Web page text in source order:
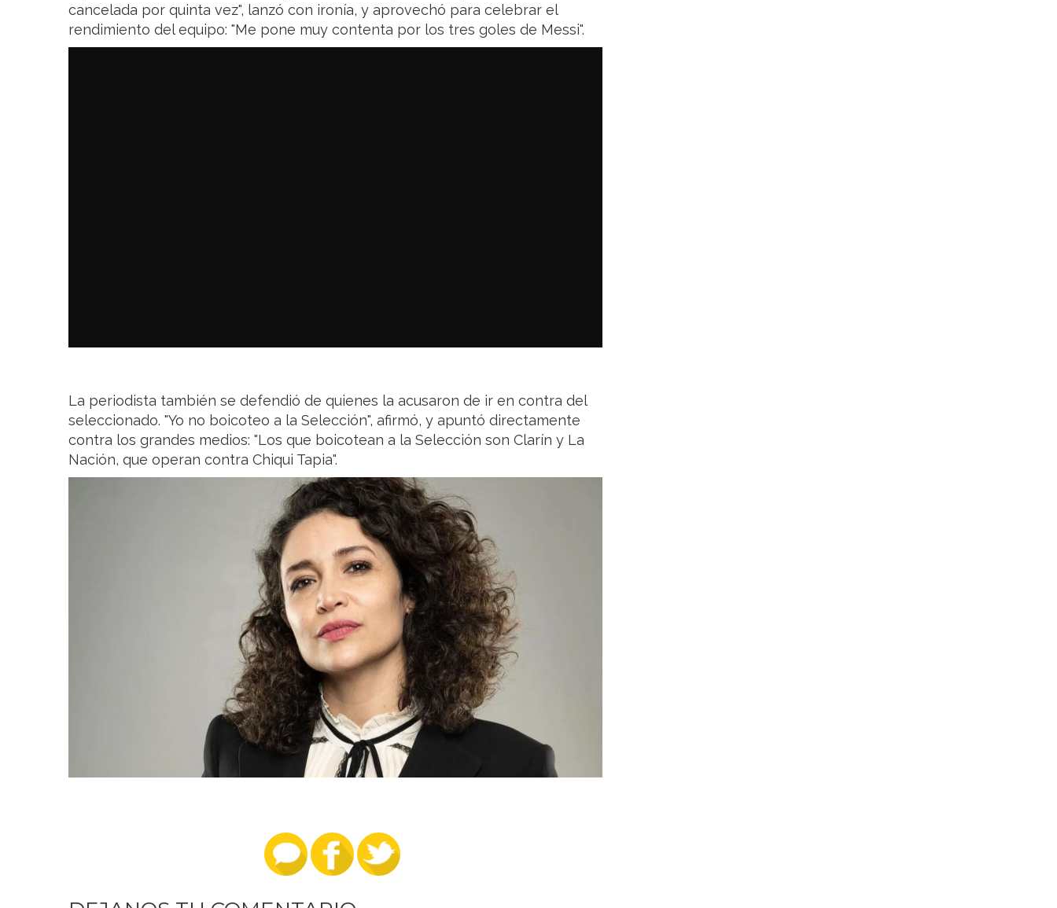
cancelada por quinta vez", lanzó con ironía, y aprovechó para celebrar el
rendimiento del equipo: "Me pone muy contenta por los tres goles de Messi".
La periodista también se defendió de quienes la acusaron de ir en contra del
seleccionado. "Yo no boicoteo a la Selección", afirmó, y apuntó directamente
contra los grandes medios: "Los que boicotean a la Selección son Clarín y La
Nación, que operan contra Chiqui Tapia".